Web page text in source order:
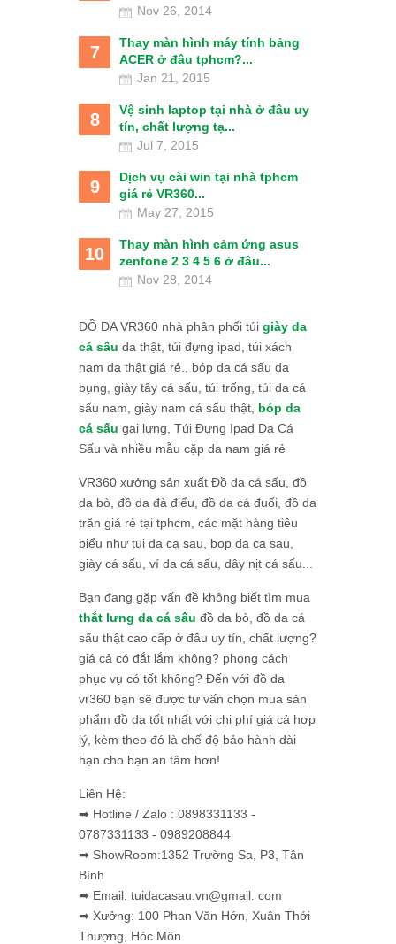
Nov 26, 2014
7
Thay màn hình máy tính bảng
ACER ở đâu tphcm?...
Jan 21, 2015
8
Vệ sinh laptop tại nhà ở đâu uy
tín, chất lượng tạ...
Jul 7, 2015
9
Dịch vụ cài win tại nhà tphcm
giá rẻ VR360...
May 27, 2015
10
Thay màn hình cảm ứng asus
zenfone 2 3 4 5 6 ở đâu...
Nov 28, 2014
ĐỒ DA VR360 nhà phân phối túi giày da
cá sấu da thật, túi đựng ipad, túi xách
nam da thật giá rẻ., bóp da cá sấu da
bụng, giày tây cá sấu, túi trống, túi da cá
sấu nam, giày nam cá sấu thật, bóp da
cá sấu gai lưng, Túi Đựng Ipad Da Cá
Sấu và nhiều mẫu cặp da nam giá rẻ
VR360 xưởng sản xuất Đồ da cá sấu, đồ
da bò, đồ da đà điểu, đồ da cá đuối, đồ da
trăn giá rẻ tại tphcm, các mặt hàng tiêu
biểu như tui da ca sau, bop da ca sau,
giày cá sấu, ví da cá sấu, dây nịt cá sấu...
Bạn đang gặp vấn đề không biết tìm mua
thắt lưng da cá sấu đồ da bò, đồ da cá
sấu thật cao cấp ở đâu uy tín, chất lượng?
giá cả có đắt lắm không? phong cách
phục vụ có tốt không? Đến với đồ da
vr360 bạn sẽ được tư vấn chọn mua sản
phẩm đồ da tốt nhất với chi phí giá cả hợp
lý, kèm theo đó là chế độ bảo hành dài
hạn cho bạn an tâm hơn!
Liên Hệ:
➡ Hotline / Zalo : 0898331133 -
0787331133 - 0989208844
➡ ShowRoom:1352 Trường Sa, P3, Tân
Bình
➡ Email: tuidacasau.vn@gmail. com
➡ Xưởng: 100 Phan Văn Hớn, Xuân Thới
Thượng, Hóc Môn